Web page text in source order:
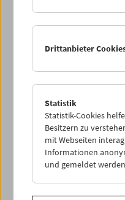
Premiere: Film |
Samuel Beckett,
Drittanbieter
Statistik
Statistik-Cookies
Besitzern zu
mit Webseiten
Informationen
und gemeldet